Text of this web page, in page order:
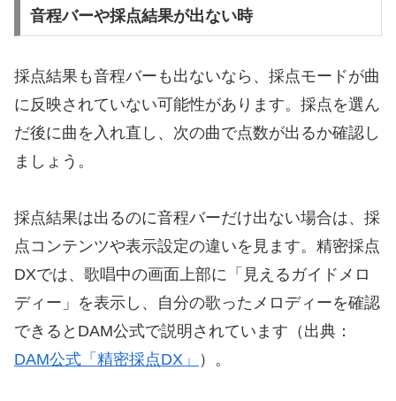
音程バーや採点結果が出ない時
採点結果も音程バーも出ないなら、採点モードが曲
に反映されていない可能性があります。採点を選ん
だ後に曲を入れ直し、次の曲で点数が出るか確認し
ましょう。
採点結果は出るのに音程バーだけ出ない場合は、採
点コンテンツや表示設定の違いを見ます。精密採点
DXでは、歌唱中の画面上部に「見えるガイドメロ
ディー」を表示し、自分の歌ったメロディーを確認
できるとDAM公式で説明されています（出典：
DAM公式「精密採点DX」
）。